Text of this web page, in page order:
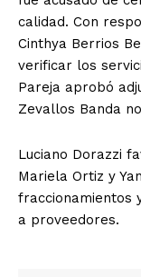
calidad. Con
Cinthya Berrios
verificar los
Pareja aprobó
Zevallos Banda
Luciano Dorazzi
Mariela Ortiz y
fraccionamientos
a proveedores.